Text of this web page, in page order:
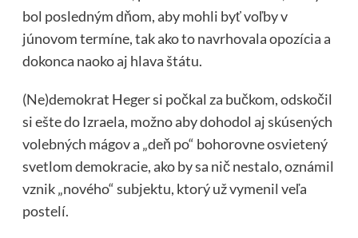
bol posledným dňom, aby mohli byť voľby v
júnovom termíne, tak ako to navrhovala opozícia a
dokonca naoko aj hlava štátu.
(Ne)demokrat Heger si počkal za bučkom, odskočil
si ešte do Izraela, možno aby dohodol aj skúsených
volebných mágov a „deň po“ bohorovne osvietený
svetlom demokracie, ako by sa nič nestalo, oznámil
vznik „nového“ subjektu, ktorý už vymenil veľa
postelí.